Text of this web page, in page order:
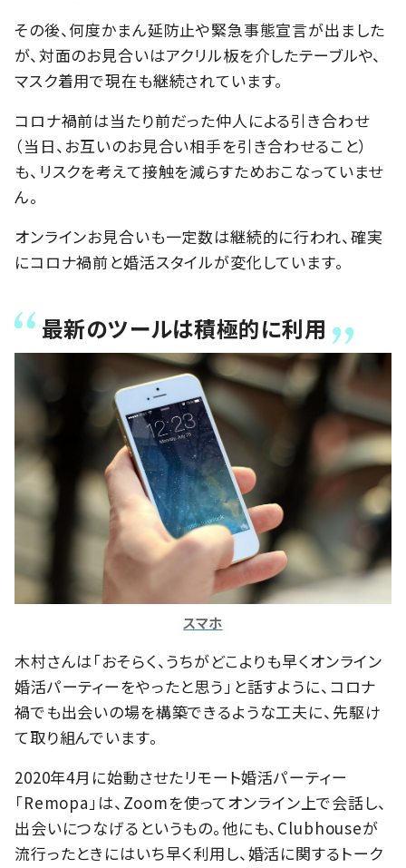
その後、何度かまん延防止や緊急事態宣言が出ました
が、対面のお見合いはアクリル板を介したテーブルや、
マスク着用で現在も継続されています。
コロナ禍前は当たり前だった仲人による引き合わせ
（当日、お互いのお見合い相手を引き合わせること）
も、リスクを考えて接触を減らすためおこなっていませ
ん。
オンラインお見合いも一定数は継続的に行われ、確実
にコロナ禍前と婚活スタイルが変化しています。
最新のツールは積極的に利用
スマホ
木村さんは「おそらく、うちがどこよりも早くオンライン
婚活パーティーをやったと思う」と話すように、コロナ
禍でも出会いの場を構築できるような工夫に、先駆け
て取り組んでいます。
2020年4月に始動させたリモート婚活パーティー
「Remopa」は、Zoomを使ってオンライン上で会話し、
出会いにつなげるというもの。他にも、Clubhouseが
流行ったときにはいち早く利用し、婚活に関するトーク